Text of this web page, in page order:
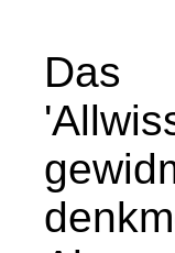
Das